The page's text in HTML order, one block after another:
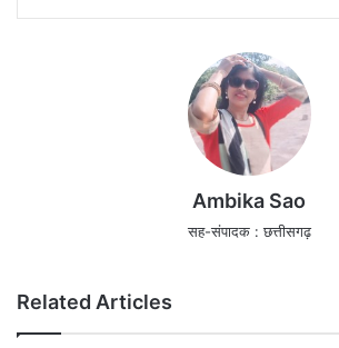
Ambika Sao
सह-संपादक : छत्तीसगढ़
Related Articles